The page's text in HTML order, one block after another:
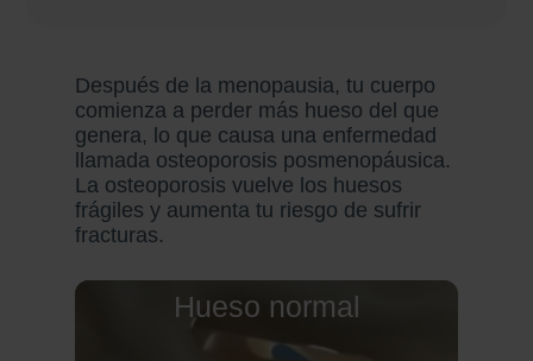
Después de la menopausia, tu cuerpo
comienza a perder más hueso del que
genera, lo que causa una enfermedad
llamada osteoporosis posmenopáusica.
La osteoporosis vuelve los huesos
frágiles y aumenta tu riesgo de sufrir
fracturas.
Hueso normal